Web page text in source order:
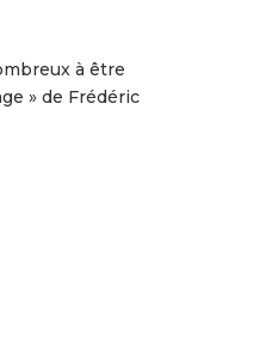
à être
» de Frédéric